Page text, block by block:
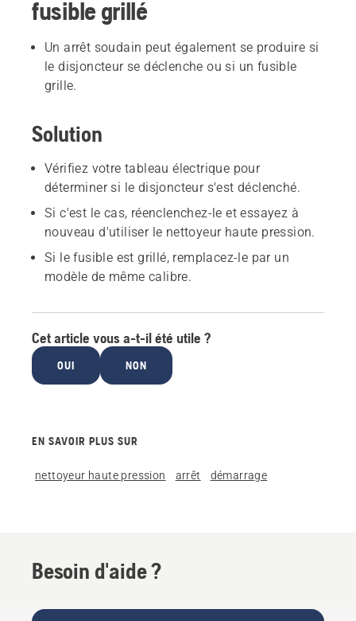
fusible grillé
Un arrêt soudain peut également se produire si
le disjoncteur se déclenche ou si un fusible
grille.
Solution
Vérifiez votre tableau électrique pour
déterminer si le disjoncteur s'est déclenché.
Si c'est le cas, réenclenchez-le et essayez à
nouveau d'utiliser le nettoyeur haute pression.
Si le fusible est grillé, remplacez-le par un
modèle de même calibre.
Cet article vous a-t-il été utile ?
OUI NON
EN SAVOIR PLUS SUR
nettoyeur haute pression arrêt démarrage
Besoin d'aide ?